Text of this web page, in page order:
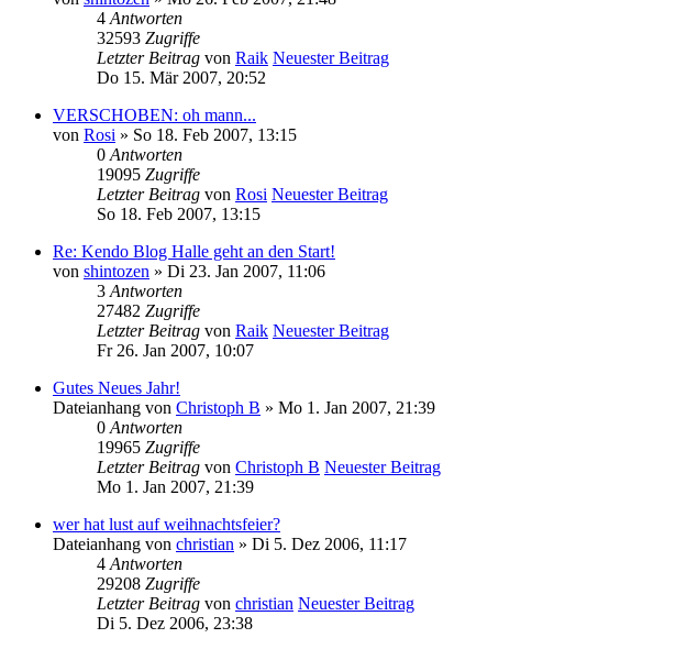
4 Antworten
32593 Zugriffe
Letzter Beitrag von Raik Neuester Beitrag
Do 15. Mär 2007, 20:52
VERSCHOBEN: oh mann...
von Rosi » So 18. Feb 2007, 13:15
0 Antworten
19095 Zugriffe
Letzter Beitrag von Rosi Neuester Beitrag
So 18. Feb 2007, 13:15
Re: Kendo Blog Halle geht an den Start!
von shintozen » Di 23. Jan 2007, 11:06
3 Antworten
27482 Zugriffe
Letzter Beitrag von Raik Neuester Beitrag
Fr 26. Jan 2007, 10:07
Gutes Neues Jahr!
Dateianhang von Christoph B » Mo 1. Jan 2007, 21:39
0 Antworten
19965 Zugriffe
Letzter Beitrag von Christoph B Neuester Beitrag
Mo 1. Jan 2007, 21:39
wer hat lust auf weihnachtsfeier?
Dateianhang von christian » Di 5. Dez 2006, 11:17
4 Antworten
29208 Zugriffe
Letzter Beitrag von christian Neuester Beitrag
Di 5. Dez 2006, 23:38